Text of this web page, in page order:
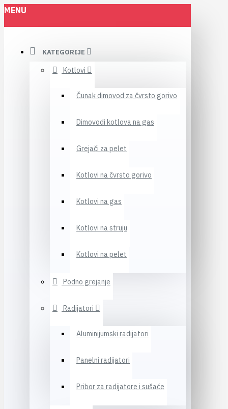
MENU
KATEGORIJE
Kotlovi
Čunak dimovod za čvrsto gorivo
Dimovodi kotlova na gas
Grejači za pelet
Kotlovi na čvrsto gorivo
Kotlovi na gas
Kotlovi na struju
Kotlovi na pelet
Podno grejanje
Radijatori
Aluminijumski radijatori
Panelni radijatori
Pribor za radijatore i sušaće